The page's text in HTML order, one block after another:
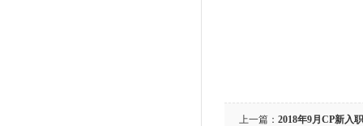
上一篇： 2018年9月CP新入